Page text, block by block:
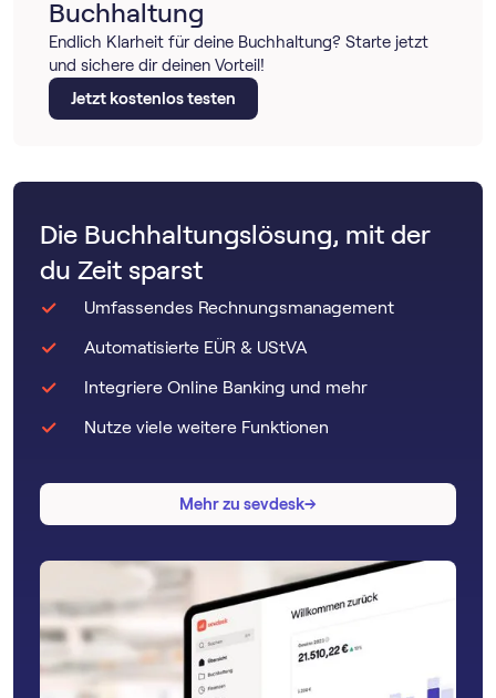
Buchhaltung
Endlich Klarheit für deine Buchhaltung? Starte jetzt
und sichere dir deinen Vorteil!
Jetzt kostenlos testen
Die Buchhaltungslösung, mit der
du Zeit sparst
Umfassendes Rechnungsmanagement
Automatisierte EÜR & UStVA
Integriere Online Banking und mehr
Nutze viele weitere Funktionen
Mehr zu sevdesk→
→